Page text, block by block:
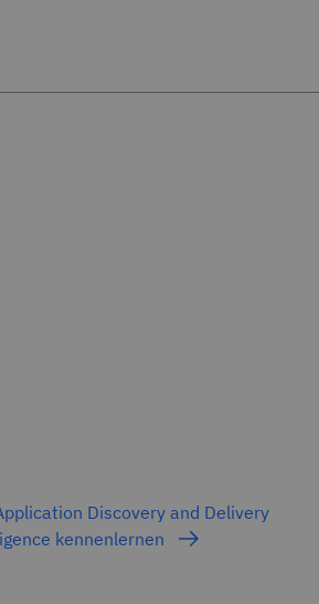
Discovery and Delivery
kennenlernen